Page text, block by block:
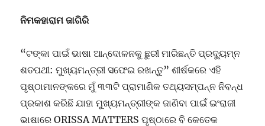
ନିମକହାରାମ ଜାଗିରି
“ଟଙ୍କା ପାଇଁ ଭାଷା ଆନ୍ଦୋଳନକୁ ଛୁରୀ ମାରିଛନ୍ତି ପ୍ରଦ୍ୟୁମ୍ନ
ଶତପଥୀ: ମୁଖ୍ୟମନ୍ତ୍ରୀ ସଫେଇ ରଖନ୍ତୁ” ଶୀର୍ଷକରେ ଏହି
ପୃଷ୍ଠାମାନଙ୍କରେ ମୁଁ ୩୩ଟି ପ୍ରାମାଣିକ ତଥ୍ୟସମ୍ପନ୍ନ ନିବନ୍ଧ
ପ୍ରକାଶ କରିଛି ଯାହା ମୁଖ୍ୟମନ୍ତ୍ରୀଙ୍କ ଜାଣିବା ପାଇଁ ଇଂରାଜୀ
ଭାଷାରେ ORISSA MATTERS ପୃଷ୍ଠାରେ ବି କେତେକ